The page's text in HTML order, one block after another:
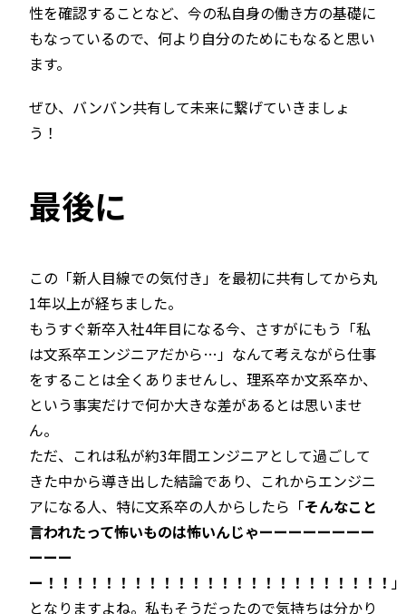
性を確認することなど、今の私自身の働き方の基礎に
もなっているので、何より自分のためにもなると思い
ます。
ぜひ、バンバン共有して未来に繋げていきましょ
う！
最後に
この「新人目線での気付き」を最初に共有してから丸
1年以上が経ちました。
もうすぐ新卒入社4年目になる今、さすがにもう「私
は文系卒エンジニアだから…」なんて考えながら仕事
をすることは全くありませんし、理系卒か文系卒か、
という事実だけで何か大きな差があるとは思いませ
ん。
ただ、これは私が約3年間エンジニアとして過ごして
きた中から導き出した結論であり、これからエンジニ
アになる人、特に文系卒の人からしたら「そんなこと
言われたって怖いものは怖いんじゃーーーーーーーー
ーーー
ー！！！！！！！！！！！！！！！！！！！！！！！！ 」
となりますよね。私もそうだったので気持ちは分かり